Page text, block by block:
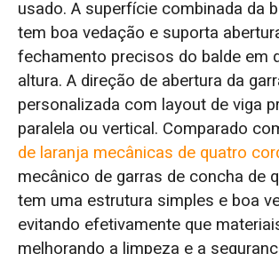
usado. A superfície combinada da
tem boa vedação e suporta
fechamento precisos do balde em
altura. A direção de abertura da
personalizada com layout de viga
paralela ou vertical. Comparado
de laranja mecânicas de quatro
mecânico de garras de concha de
tem uma estrutura simples e boa
evitando efetivamente que
melhorando a limpeza e a